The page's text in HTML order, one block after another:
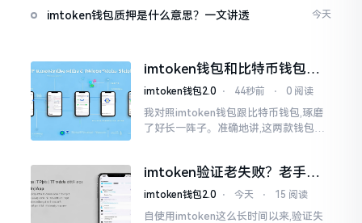
产
imtoken钱包质押是什么意思？一文讲透 今天
imtoken钱包和比特币钱包，
谁更安全？老玩家来聊聊
imtoken钱包2.0 ⋅ 44秒前 ⋅ 0 阅读
我对照imtoken钱包跟比特币钱包,琢磨
了好长一阵子。准确地讲,这两款钱包我
挺美观
imtoken验证老失败？老手教
你几招搞定
imtoken钱包2.0 ⋅ 今天 ⋅ 15 阅读
自使用imtoken这么长时间以来,验证失